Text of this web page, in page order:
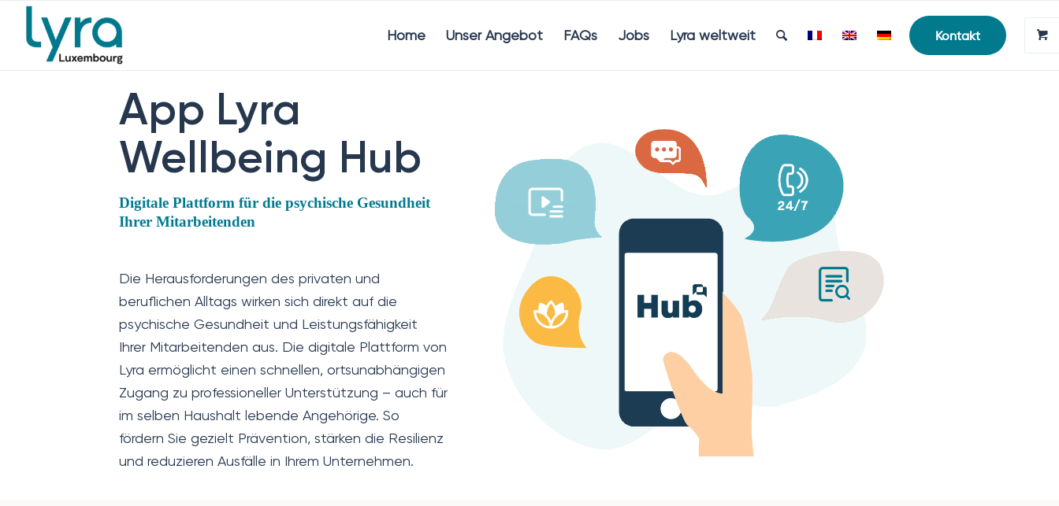
Home Unser Angebot FAQs Jobs Lyra weltweit Kontakt
App Lyra
Wellbeing Hub
Digitale Plattform für die psychische Gesundheit
Ihrer Mitarbeitenden
Die Herausforderungen des privaten und
beruflichen Alltags wirken sich direkt auf die
psychische Gesundheit und Leistungsfähigkeit
Ihrer Mitarbeitenden aus. Die digitale Plattform von
Lyra ermöglicht einen schnellen, ortsunabhängigen
Zugang zu professioneller Unterstützung – auch für
im selben Haushalt lebende Angehörige. So
fördern Sie gezielt Prävention, stärken die Resilienz
und reduzieren Ausfälle in Ihrem Unternehmen.